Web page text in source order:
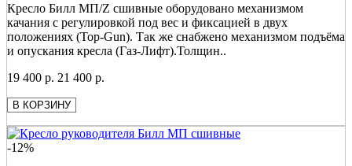
Кресло Билл МП/Z сшивные оборудовано механизмом
качания с регулировкой под вес и фиксацией в двух
положениях (Top-Gun). Так же снабжено механизмом подъёма
и опускания кресла (Газ-Лифт).Толщин..
19 400 р. 21 400 р.
В КОРЗИНУ
-12%